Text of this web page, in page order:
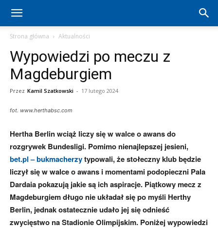
Hertha
Berlin
aktualności
(transfery,
mecze,
Strona główna Aktualności
Wypowiedzi po meczu z
Magdeburgiem
Przez Kamil Szatkowski - 17 lutego 2024
fot. www.herthabsc.com
Hertha Berlin wciąż liczy się w walce o awans do
rozgrywek Bundesligi. Pomimo nienajlepszej jesieni,
bet.pl – bukmacherzytypowali, że stołeczny klub będzie
liczył się w walce o awans i momentami podopieczni Pala
Dardaia pokazują jakie są ich aspiracje. Piątkowy mecz z
Magdeburgiem długo nie układał się po myśli Herthy
Berlin, jednak ostatecznie udało jej się odnieść
zwycięstwo na Stadionie Olimpijskim. Poniżej wypowiedzi